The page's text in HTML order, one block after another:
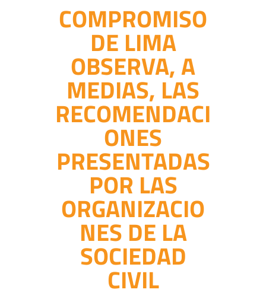
COMPROMISO
DE LIMA
OBSERVA, A
MEDIAS, LAS
RECOMENDACI
ONES
PRESENTADAS
POR LAS
ORGANIZACIO
NES DE LA
SOCIEDAD
CIVIL